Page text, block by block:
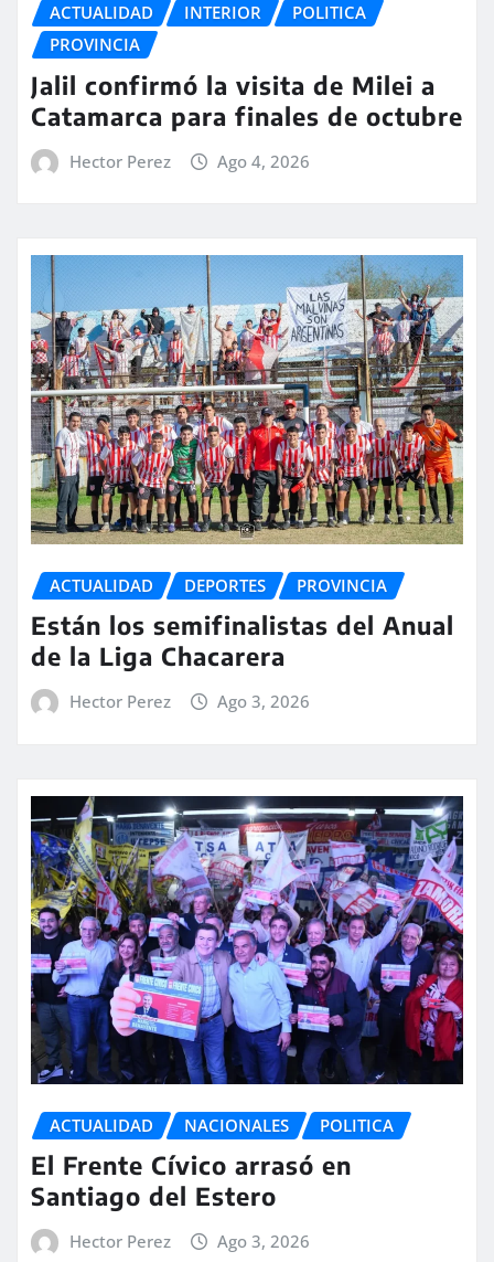
ACTUALIDAD INTERIOR
POLITICA
PROVINCIA
Jalil confirmó la visita de Milei a
Catamarca para finales de octubre
Hector Perez Ago 4, 2026
ACTUALIDAD DEPORTES PROVINCIA
Están los semifinalistas del Anual
de la Liga Chacarera
Hector Perez Ago 3, 2026
ACTUALIDAD NACIONALES POLITICA
El Frente Cívico arrasó en
Santiago del Estero
Hector Perez Ago 3, 2026